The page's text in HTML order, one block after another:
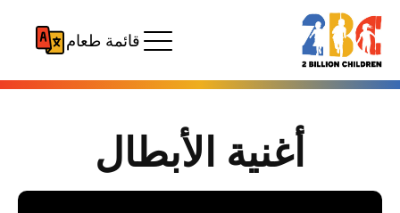
قائمة طعام
أغنية الأبطال